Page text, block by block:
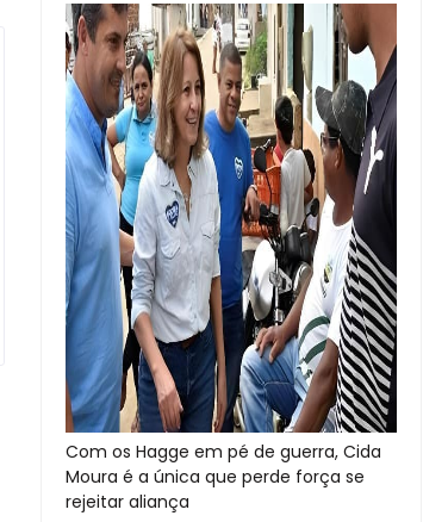
Com os Hagge em pé de guerra, Cida
Moura é a única que perde força se
rejeitar aliança